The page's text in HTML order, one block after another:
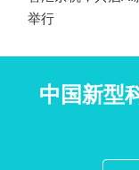
举行
中国新型